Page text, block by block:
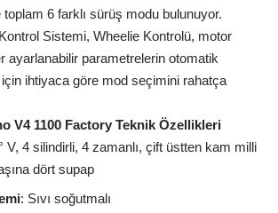
6 farklı sürüş modu bulunuyor.
Sistemi, Wheelie Kontrolü, motor
ayarlanabilir parametrelerin otomatik
için ihtiyaca göre mod seçimini rahatça
V4 1100 Factory Teknik Özellikleri
V, 4 silindirli, 4 zamanlı, çift üstten kam milli
dört supap
: Sıvı soğutmalı